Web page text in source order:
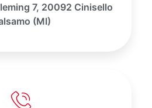
7, 20092 Cinisello
(MI)